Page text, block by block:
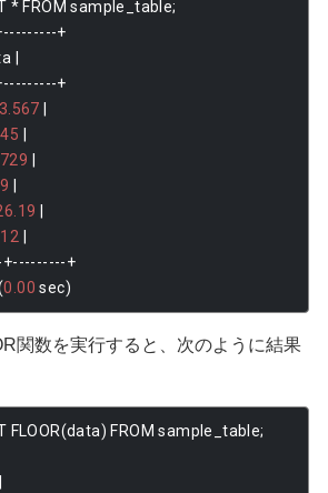
* FROM sample_table;
+
+
+
0.00 sec)
関数を実行すると、次のように結果
FLOOR(data) FROM sample_table;